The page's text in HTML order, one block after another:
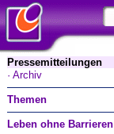
Pressemitteilungen
· Archiv
Themen
Leben ohne Barrieren